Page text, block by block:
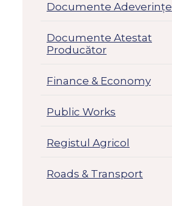
Documente Adeverințe
Documente Atestat
Producător
Finance & Economy
Public Works
Registul Agricol
Roads & Transport